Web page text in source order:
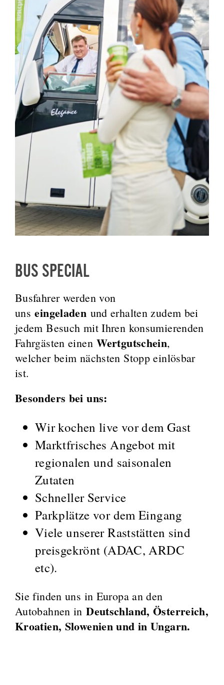
BUS SPECIAL
Busfahrer werden von
unseingeladen und erhalten zudem bei
jedem Besuch mit Ihren konsumierenden
Fahrgästen einenWertgutschein,
welcher beim nächsten Stopp einlösbar
ist.
Besonders bei uns:
Wir kochen live vor dem Gast
Marktfrisches Angebot mit
regionalen und saisonalen
Zutaten
Schneller Service
Parkplätze vor dem Eingang
Viele unserer Raststätten sind
preisgekrönt (ADAC, ARDC
etc).
Sie finden uns in Europa an den
Autobahnen inDeutschland, Österreich,
Kroatien, Slowenien und in Ungarn.